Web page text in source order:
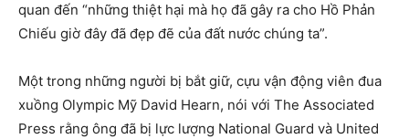
quan đến “những thiệt hại mà họ đã gây ra cho Hồ Phản
Chiếu giờ đây đã đẹp đẽ của đất nước chúng ta”.
Một trong những người bị bắt giữ, cựu vận động viên đua
xuồng Olympic Mỹ David Hearn, nói với The Associated
Press rằng ông đã bị lực lượng National Guard và United